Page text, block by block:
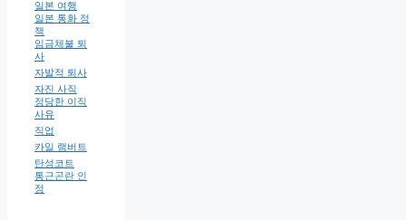
일본 여행
일본 통화 정
책
임금체불 퇴
사
자발적 퇴사
자진 사직
정당한 이직
사유
직업
카일 램버트
탄성코트
통근곤란 인
정